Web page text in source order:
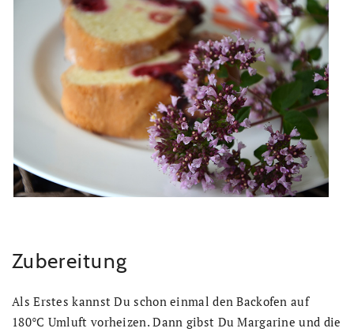
Zubereitung
Als Erstes kannst Du schon einmal den Backofen auf
180°C Umluft vorheizen. Dann gibst Du Margarine und die